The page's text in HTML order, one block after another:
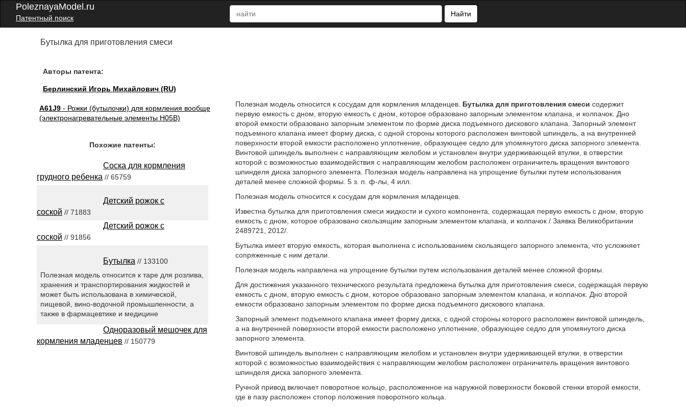
PoleznayaModel.ru
Патентный поиск
Найти
Бутылка для приготовления смеси
Авторы патента:
Берлинский Игорь Михайлович (RU)
A61J9 - Рожки (бутылочки) для кормления вообще
(электронагревательные элементы H05B)
Полезная модель относится к сосудам для кормления младенцев. Бутылка для приготовления смеси содержит
первую емкость с дном, вторую емкость с дном, которое образовано запорным элементом клапана, и колпачок. Дно
второй емкости образовано запорным элементом по форме диска подъемного дискового клапана. Запорный элемент
подъемного клапана имеет форму диска, с одной стороны которого расположен винтовой шпиндель, а на внутренней
поверхности второй емкости расположено уплотнение, образующее седло для упомянутого диска запорного элемента.
Винтовой шпиндель выполнен с направляющим желобом и установлен внутри удерживающей втулки, в отверстии
которой с возможностью взаимодействия с направляющим желобом расположен ограничитель вращения винтового
шпинделя диска запорного элемента. Полезная модель направлена на упрощение бутылки путем использования
деталей менее сложной формы. 5 з. п. ф-лы, 4 илл.
Полезная модель относится к сосудам для кормления младенцев.
Известна бутылка для приготовления смеси жидкости и сухого компонента, содержащая первую емкость с дном, вторую
емкость с дном, которое образовано скользящим запорным элементом клапана, и колпачок / Заявка Великобритании
2489721, 2012/.
Бутылка имеет вторую емкость, которая выполнена с использованием скользящего запорного элемента, что усложняет
сопряженные с ним детали.
Полезная модель направлена на упрощение бутылки путем использования деталей менее сложной формы.
Для достижения указанного технического результата предложена бутылка для приготовления смеси, содержащая первую
емкость с дном, вторую емкость с дном, которое образовано запорным элементом клапана, и колпачок. Дно второй
емкости образовано запорным элементом по форме диска подъемного дискового клапана.
Запорный элемент подъемного клапана имеет форму диска, с одной стороны которого расположен винтовой шпиндель,
а на внутренней поверхности второй емкости расположено уплотнение, образующее седло для упомянутого диска
запорного элемента.
Винтовой шпиндель выполнен с направляющим желобом и установлен внутри удерживающей втулки, в отверстии
которой с возможностью взаимодействия с направляющим желобом расположен ограничитель вращения винтового
шпинделя диска запорного элемента.
Ручной привод включает поворотное кольцо, расположенное на наружной поверхности боковой стенки второй емкости,
где в пазу расположен стопор положения поворотного кольца.
Похожие патенты:
Соска для кормления
грудного ребенка // 65759
Детский рожок с
соской // 71883
Детский рожок с
соской // 91856
Бутылка // 133100
Полезная модель относится к таре для розлива,
хранения и транспортирования жидкостей и
может быть использована в химической,
пищевой, вино-водочной промышленности, а
также в фармацевтике и медицине
Одноразовый мешочек для
кормления младенцев // 150779